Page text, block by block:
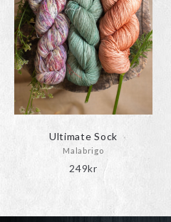
Ultimate Sock
Malabrigo
249kr